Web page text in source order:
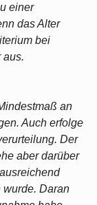
einer
das Alter
bei
aus.
an
Auch erfolge
Der
aber darüber
Daran